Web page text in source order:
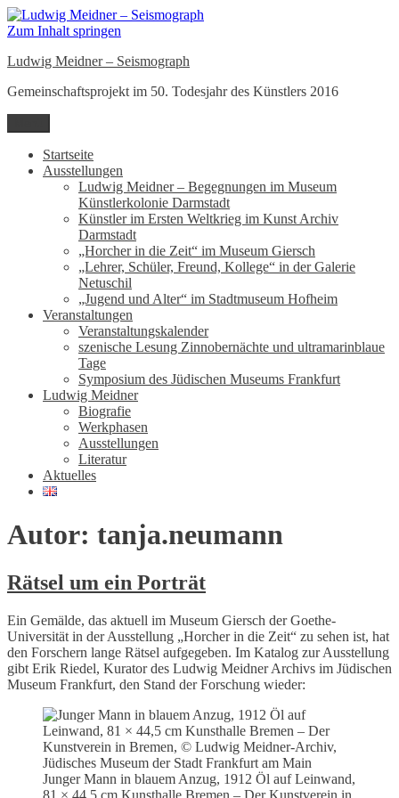
Zum Inhalt springen
Ludwig Meidner – Seismograph
Gemeinschaftsprojekt im 50. Todesjahr des Künstlers 2016
Startseite
Ausstellungen
Ludwig Meidner – Begegnungen im Museum
Künstlerkolonie Darmstadt
Künstler im Ersten Weltkrieg im Kunst Archiv
Darmstadt
„Horcher in die Zeit“ im Museum Giersch
„Lehrer, Schüler, Freund, Kollege“ in der Galerie
Netuschil
„Jugend und Alter“ im Stadtmuseum Hofheim
Veranstaltungen
Veranstaltungskalender
szenische Lesung Zinnobernächte und ultramarinblaue
Tage
Symposium des Jüdischen Museums Frankfurt
Ludwig Meidner
Biografie
Werkphasen
Ausstellungen
Literatur
Aktuelles
Autor: tanja.neumann
Rätsel um ein Porträt
Ein Gemälde, das aktuell im Museum Giersch der Goethe-
Universität in der Ausstellung „Horcher in die Zeit“ zu sehen ist, hat
den Forschern lange Rätsel aufgegeben. Im Katalog zur Ausstellung
gibt Erik Riedel, Kurator des Ludwig Meidner Archivs im Jüdischen
Museum Frankfurt, den Stand der Forschung wieder:
Junger Mann in blauem Anzug, 1912 Öl auf Leinwand,
81 × 44,5 cm Kunsthalle Bremen – Der Kunstverein in